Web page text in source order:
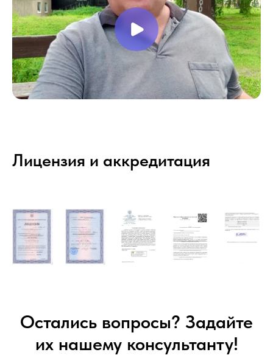
Лицензия и аккредитация
Остались вопросы? Задайте
их нашему консультанту!